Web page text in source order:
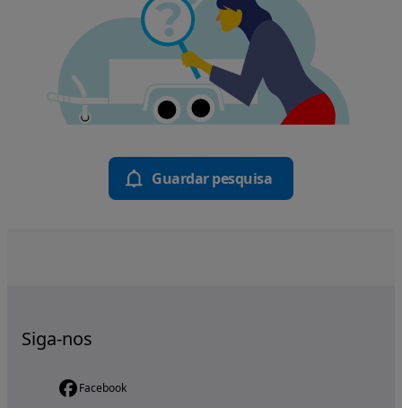
Guardar pesquisa
Siga-nos
Facebook